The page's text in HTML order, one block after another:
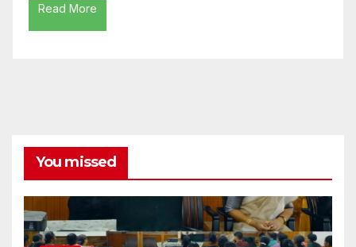
Read More
You missed